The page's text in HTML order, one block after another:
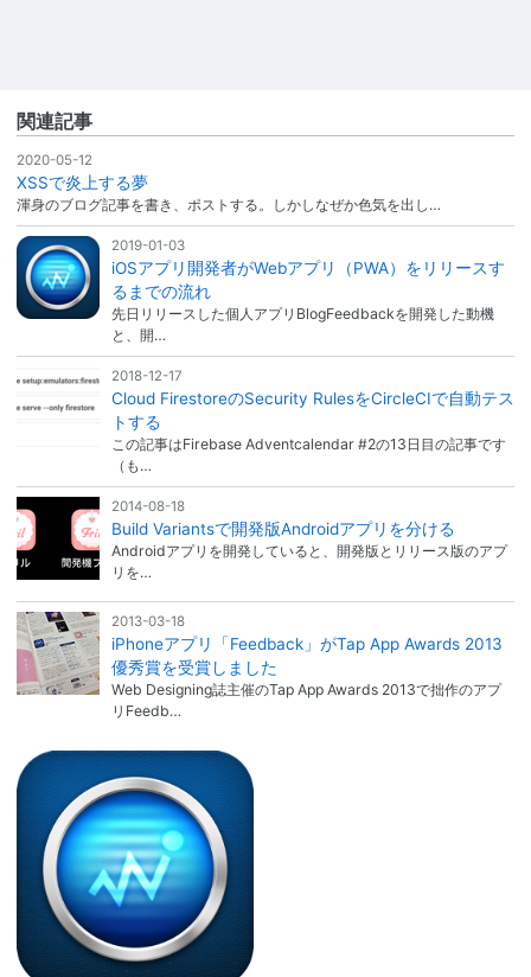
関連記事
2020-05-12
XSSで炎上する夢
渾身のブログ記事を書き、ポストする。しかしなぜか色気を出し…
2019-01-03
iOSアプリ開発者がWebアプリ（PWA）をリリースす
るまでの流れ
先日リリースした個人アプリBlogFeedbackを開発した動機
と、開…
2018-12-17
Cloud FirestoreのSecurity RulesをCircleCIで自動テス
トする
この記事はFirebase Adventcalendar #2の13日目の記事です
（も…
2014-08-18
Build Variantsで開発版Androidアプリを分ける
Androidアプリを開発していると、開発版とリリース版のアプ
リを…
2013-03-18
iPhoneアプリ「Feedback」がTap App Awards 2013
優秀賞を受賞しました
Web Designing誌主催のTap App Awards 2013で拙作のアプ
リFeedb…